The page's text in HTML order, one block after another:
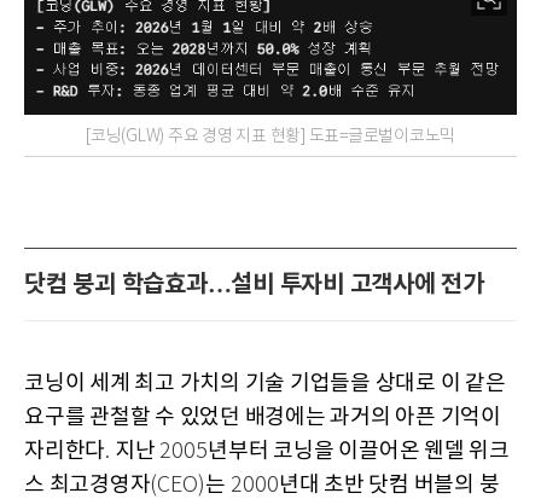
[코닝(GLW) 주요 경영 지표 현황] 도표=글로벌이코노믹
닷컴 붕괴 학습효과…설비 투자비 고객사에 전가
코닝이 세계 최고 가치의 기술 기업들을 상대로 이 같은
요구를 관철할 수 있었던 배경에는 과거의 아픈 기억이
자리한다. 지난 2005년부터 코닝을 이끌어온 웬델 위크
스 최고경영자(CEO)는 2000년대 초반 닷컴 버블의 붕